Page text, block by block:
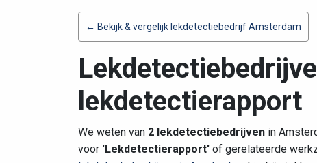
← Bekijk & vergelijk lekdetectiebedrijf Amsterdam
lekdetectierapport
We weten van 2 lekdetectiebedrijven in
voor 'Lekdetectierapport' of gerelateerde